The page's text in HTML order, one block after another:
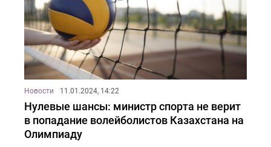
Новости 11.01.2024, 14:22
Нулевые шансы: министр спорта не верит
в попадание волейболистов Казахстана на
Олимпиаду